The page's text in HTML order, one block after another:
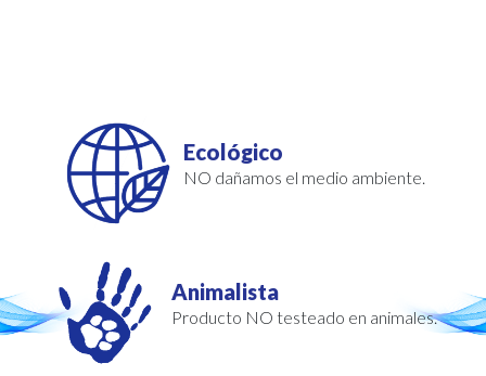
Ecológico
NO dañamos el medio ambiente.
Animalista
Producto NO testeado en animales.